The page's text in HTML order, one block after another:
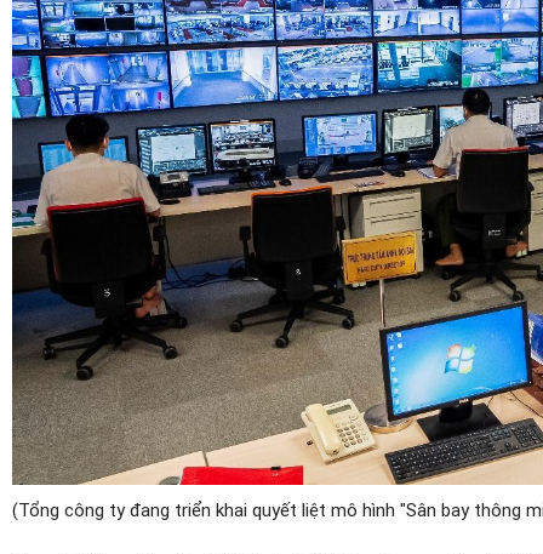
(Tổng công ty đang triển khai quyết liệt mô hình "Sân bay thông